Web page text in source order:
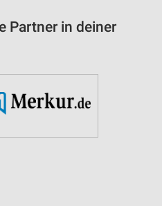
Partner in deiner